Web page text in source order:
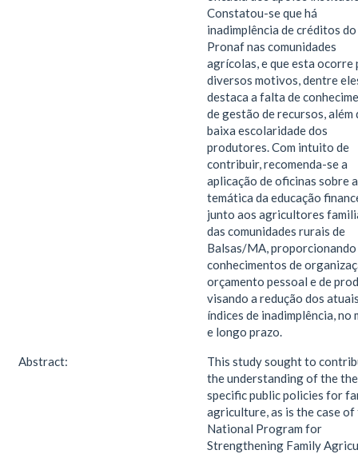
Constatou-se que há
inadimplência de créditos do
Pronaf nas comunidades
agrícolas, e que esta ocorre
diversos motivos, dentre
destaca a falta de
de gestão de recursos, além
baixa escolaridade dos
produtores. Com intuito de
contribuir, recomenda-se a
aplicação de oficinas sobre a
temática da educação
junto aos agricultores
das comunidades rurais de
Balsas/MA, proporcionando
conhecimentos de
orçamento pessoal e de
visando a redução dos
índices de inadimplência, no
e longo prazo.
Abstract:
This study sought to
the understanding of the
specific public policies for
agriculture, as is the case of
National Program for
Strengthening Family